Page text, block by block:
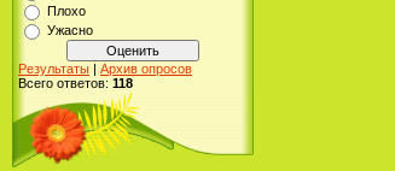
Плохо
Ужасно
Результаты | Архив опросов
Всего ответов: 118